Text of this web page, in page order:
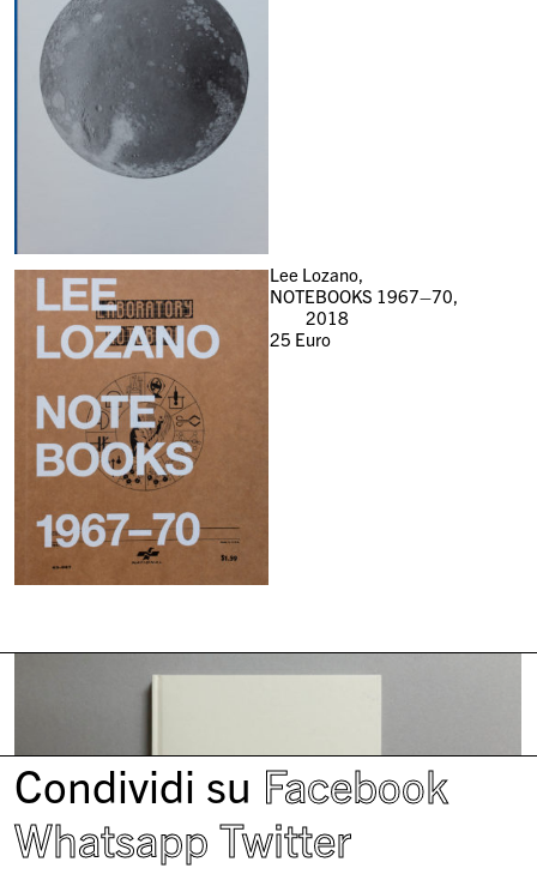
Lee Lozano,
NOTEBOOKS 1967–70,
2018
25 Euro
Condividi su Facebook
Whatsapp Twitter